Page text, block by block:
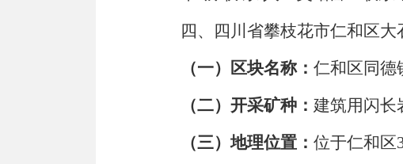
四、四川省攀枝花市仁和区
（一）区块名称：仁和区同德
（二）开采矿种：建筑用闪长
（三）地理位置：位于仁和区